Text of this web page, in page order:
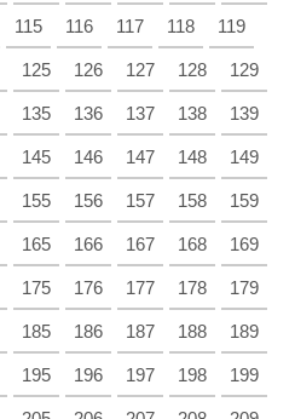
115 116 117 118 119
125 126 127 128 129
135 136 137 138 139
145 146 147 148 149
155 156 157 158 159
165 166 167 168 169
175 176 177 178 179
185 186 187 188 189
195 196 197 198 199